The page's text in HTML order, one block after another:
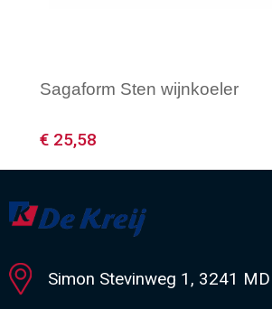
Sagaform Sten wijnkoeler
€ 25,58
Minimale afname: 1
Simon Stevinweg 1, 3241